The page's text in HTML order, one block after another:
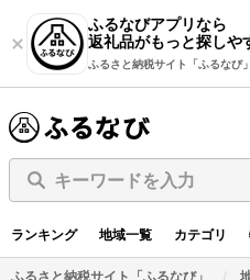
ふるなびアプリなら
返礼品がもっと探しや
ふるさと納税サイト「ふるなび」
キーワードを入力
ランキング 地域一覧 カテゴリ
ふるさと納税サイト「ふるなび」